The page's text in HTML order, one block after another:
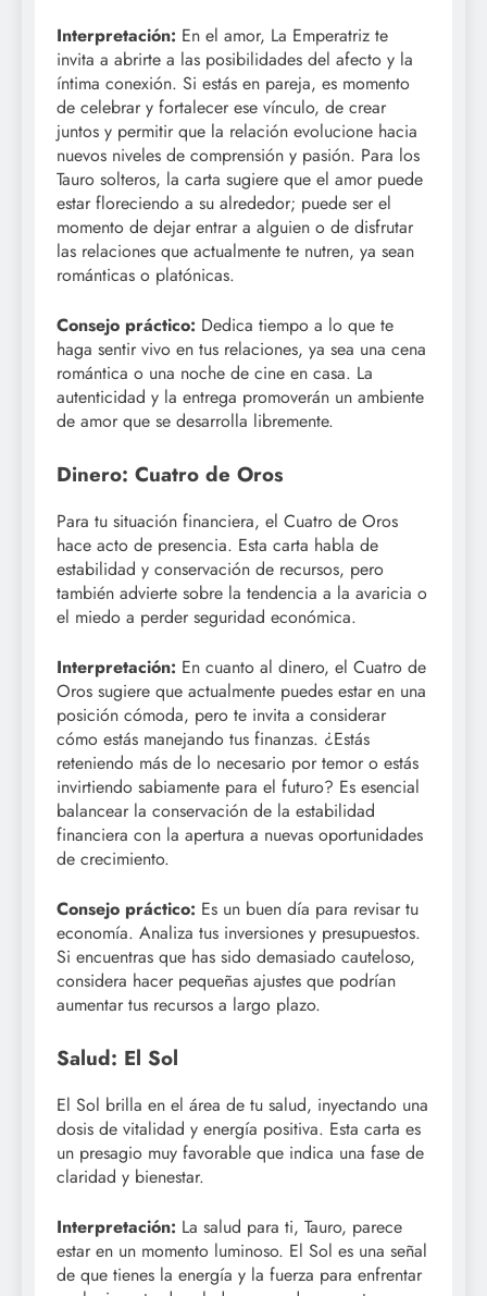
Interpretación: En el amor, La Emperatriz te
invita a abrirte a las posibilidades del afecto y la
íntima conexión. Si estás en pareja, es momento
de celebrar y fortalecer ese vínculo, de crear
juntos y permitir que la relación evolucione hacia
nuevos niveles de comprensión y pasión. Para los
Tauro solteros, la carta sugiere que el amor puede
estar floreciendo a su alrededor; puede ser el
momento de dejar entrar a alguien o de disfrutar
las relaciones que actualmente te nutren, ya sean
románticas o platónicas.
Consejo práctico: Dedica tiempo a lo que te
haga sentir vivo en tus relaciones, ya sea una cena
romántica o una noche de cine en casa. La
autenticidad y la entrega promoverán un ambiente
de amor que se desarrolla libremente.
Dinero: Cuatro de Oros
Para tu situación financiera, el Cuatro de Oros
hace acto de presencia. Esta carta habla de
estabilidad y conservación de recursos, pero
también advierte sobre la tendencia a la avaricia o
el miedo a perder seguridad económica.
Interpretación: En cuanto al dinero, el Cuatro de
Oros sugiere que actualmente puedes estar en una
posición cómoda, pero te invita a considerar
cómo estás manejando tus finanzas. ¿Estás
reteniendo más de lo necesario por temor o estás
invirtiendo sabiamente para el futuro? Es esencial
balancear la conservación de la estabilidad
financiera con la apertura a nuevas oportunidades
de crecimiento.
Consejo práctico: Es un buen día para revisar tu
economía. Analiza tus inversiones y presupuestos.
Si encuentras que has sido demasiado cauteloso,
considera hacer pequeñas ajustes que podrían
aumentar tus recursos a largo plazo.
Salud: El Sol
El Sol brilla en el área de tu salud, inyectando una
dosis de vitalidad y energía positiva. Esta carta es
un presagio muy favorable que indica una fase de
claridad y bienestar.
Interpretación: La salud para ti, Tauro, parece
estar en un momento luminoso. El Sol es una señal
de que tienes la energía y la fuerza para enfrentar